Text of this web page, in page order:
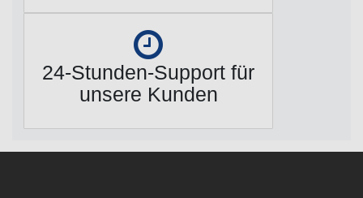
24-Stunden-Support für
unsere Kunden